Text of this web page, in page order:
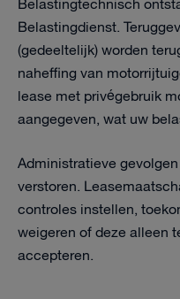
Belastingtechnisch
Belastingdienst.
(gedeeltelijk) worden
naheffing van
lease met privégebruik
aangegeven, wat uw
Administratieve
verstoren.
controles instellen,
weigeren of deze alleen
accepteren.